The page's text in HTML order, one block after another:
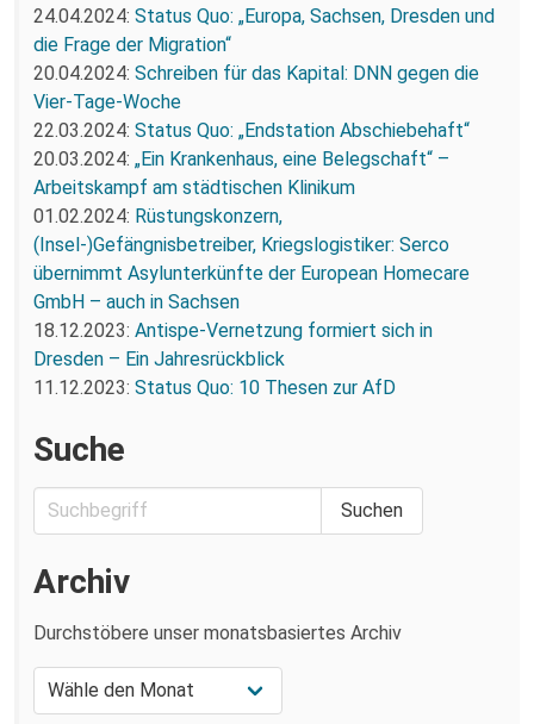
24.04.2024: Status Quo: „Europa, Sachsen, Dresden und
die Frage der Migration“
20.04.2024: Schreiben für das Kapital: DNN gegen die
Vier-Tage-Woche
22.03.2024: Status Quo: „Endstation Abschiebehaft“
20.03.2024: „Ein Krankenhaus, eine Belegschaft“ –
Arbeitskampf am städtischen Klinikum
01.02.2024: Rüstungskonzern,
(Insel-)Gefängnisbetreiber, Kriegslogistiker: Serco
übernimmt Asylunterkünfte der European Homecare
GmbH – auch in Sachsen
18.12.2023: Antispe-Vernetzung formiert sich in
Dresden – Ein Jahresrückblick
11.12.2023: Status Quo: 10 Thesen zur AfD
Suche
Archiv
Durchstöbere unser monatsbasiertes Archiv